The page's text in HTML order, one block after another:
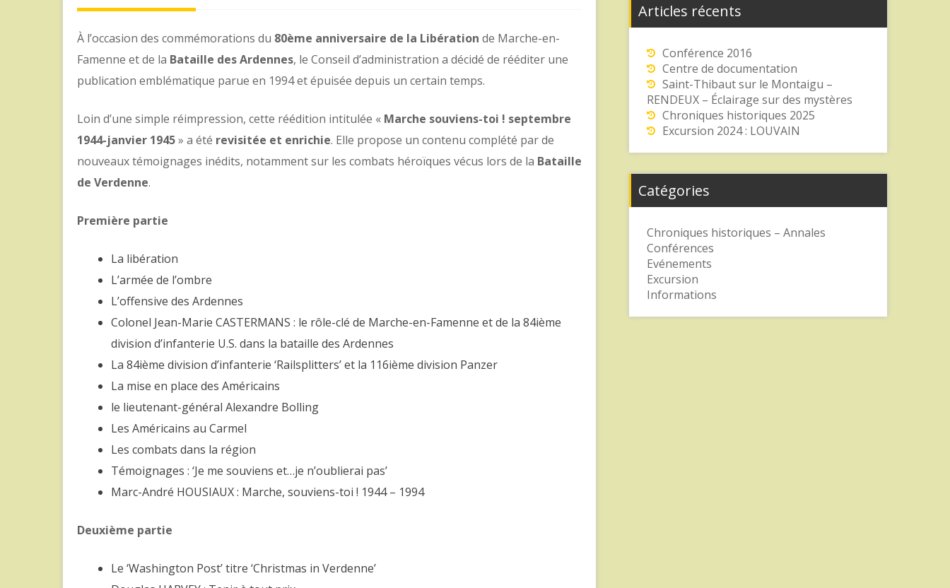
À l’occasion des commémorations du 80ème anniversaire de la Libération de Marche-en-
Famenne et de la Bataille des Ardennes, le Conseil d’administration a décidé de rééditer une
publication emblématique parue en 1994 et épuisée depuis un certain temps.
Loin d’une simple réimpression, cette réédition intitulée « Marche souviens-toi ! septembre
1944-janvier 1945» a été revisitée et enrichie. Elle propose un contenu complété par de
nouveaux témoignages inédits, notamment sur les combats héroïques vécus lors de la Bataille
de Verdenne.
Première partie
La libération
L’armée de l’ombre
L’offensive des Ardennes
Colonel Jean-Marie CASTERMANS : le rôle-clé de Marche-en-Famenne et de la 84ième
division d’infanterie U.S. dans la bataille des Ardennes
La 84ième division d’infanterie ‘Railsplitters’ et la 116ième division Panzer
La mise en place des Américains
le lieutenant-général Alexandre Bolling
Les Américains au Carmel
Les combats dans la région
Témoignages : ‘Je me souviens et…je n’oublierai pas’
Marc-André HOUSIAUX : Marche, souviens-toi ! 1944 – 1994
Deuxième partie
Le ‘Washington Post’ titre ‘Christmas in Verdenne’
Articles récents
Conférence 2016
Centre de documentation
Saint-Thibaut sur le Montaigu –
RENDEUX – Éclairage sur des mystères
Chroniques historiques 2025
Excursion 2024 : LOUVAIN
Catégories
Chroniques historiques – Annales
Conférences
Evénements
Excursion
Informations